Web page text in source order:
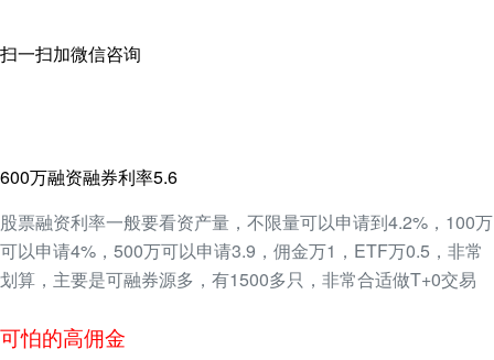
扫一扫加微信咨询
600万融资融券利率5.6
股票融资利率一般要看资产量，不限量可以申请到4.2%，100万
可以申请4%，500万可以申请3.9，佣金万1，ETF万0.5，非常
划算，主要是可融券源多，有1500多只，非常合适做T+0交易
可怕的高佣金